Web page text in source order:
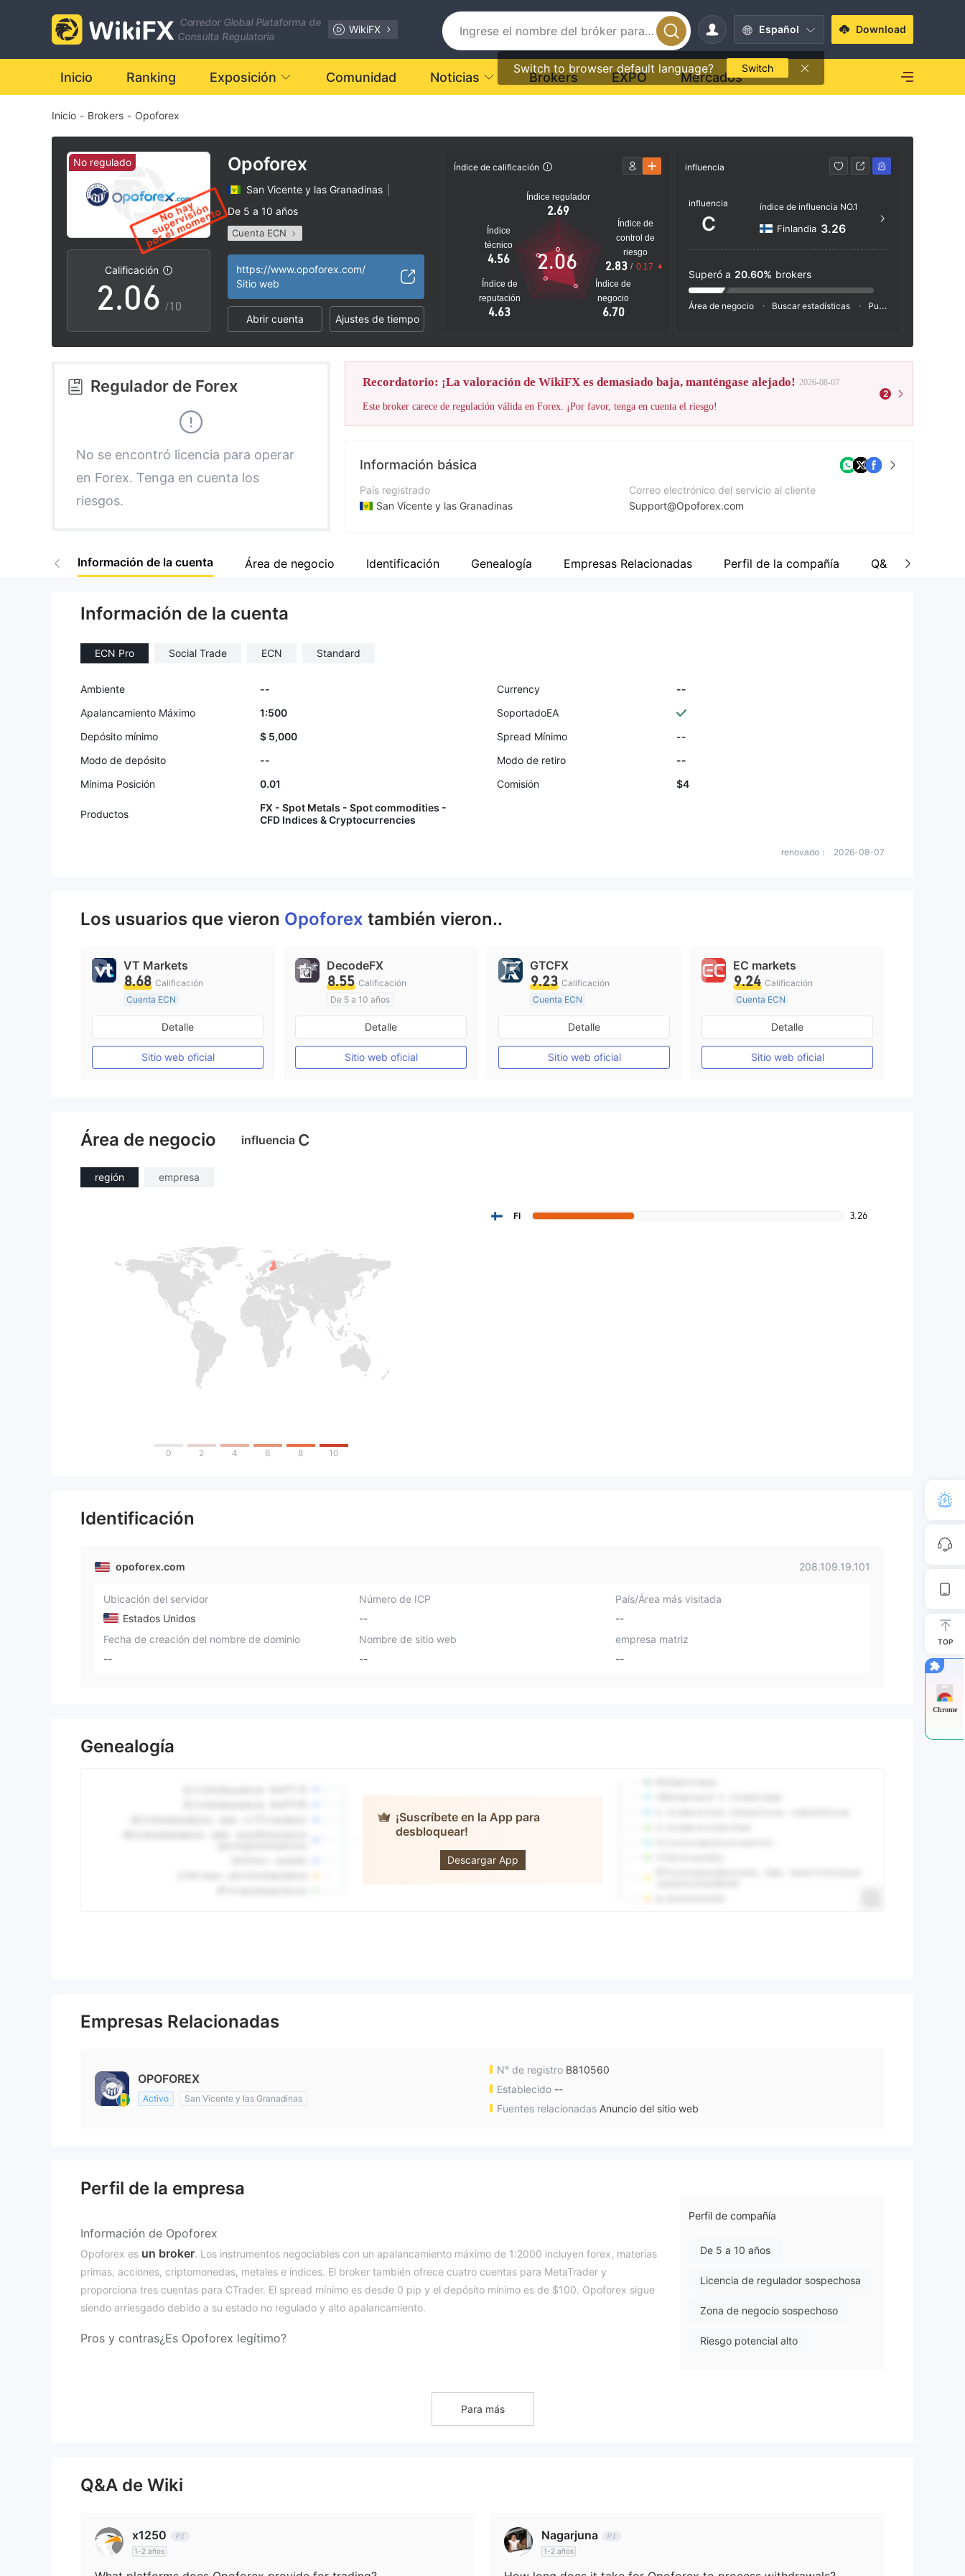
Corredor Global Plataforma de
Consulta Regulatoria
WikiFX Español
Switch to browser default language? Switch
Download
Inicio Ranking Exposición Comunidad Noticias Brokers EXPO Mercados
Inicio - Brokers - Opoforex
No regulado
Calificación
0
1
2
3
4
6
7
9
.0
1
2
4
6
7
8
9
0
1
2
4
5
6
7
8
/10
Opoforex
San Vicente y las Granadinas
De 5 a 10 años
Cuenta ECN
Zona de negocio sospechoso
Riesgo potencial alto
https://www.opoforex.com/
Sitio web
Abrir cuenta Ajustes de tiempo
Índice de calificación
Índice regulador
2.69
Índice
técnico
4.56
Índice de
reputación
4.63
Índice de
negocio
6.70
Índice de
control de
riesgo
2.83 / 0.17
2.06
influencia
influencia
C
índice de influencia NO.1
Finlandia 3.26
Superó a 20.60% brokers
Área de negocio Buscar estadísticas Publicidad
Regulador de Forex
No se encontró licencia para operar
en Forex. Tenga en cuenta los
riesgos.
Recordatorio: ¡La valoración de WikiFX es demasiado baja, manténgase alejado! 2026-08-07
Este broker carece de regulación válida en Forex. ¡Por favor, tenga en cuenta el riesgo!
2
Información básica
País registrado
San Vicente y las Granadinas
Empresa
Correo electrónico del servicio al cliente
Support@Opoforex.com
Página Web de la compañía
Información de la cuenta Área de negocio Identificación Genealogía Empresas Relacionadas Perfil de la compañía Q&A de Wiki
Información de la cuenta
ECN Pro Social Trade ECN Standard
Ambiente -- Currency
--
Apalancamiento Máximo
1:500
SoportadoEA
Depósito mínimo
$ 5,000 Spread Mínimo
--
Modo de depósito
-- Modo de retiro
--
Mínima Posición
0.01 Comisión $4
Productos
FX - Spot Metals - Spot commodities -
CFD Indices & Cryptocurrencies
renovado： 2026-08-07
Los usuarios que vieron Opoforex también vieron..
VT Markets
8.68 Calificación
Cuenta ECN
De 10 a 15 años
Supervisión en Australia
Creación Mercado Forex (MM)
Licencia completa de MT4
Detalle
Sitio web oficial
DecodeFX
8.55 Calificación
De 5 a 10 años
Supervisión en Australia
Licencia completa de MT4
Detalle
Sitio web oficial
GTCFX
9.23 Calificación
Cuenta ECN
De 15 a 20 años
Supervisión en Reino Unido
Creación Mercado Forex (MM)
Licencia completa de MT4
Detalle
Sitio web oficial
EC markets
9.24 Calificación
Cuenta ECN
De 10 a 15 años
Supervisión en Australia
Creación Mercado Forex (MM)
Licencia completa de MT4
Detalle
Sitio web oficial
Área de negocio influencia C
región empresa
0 2 4 6 8 10
FI 3.26
Identificación
opoforex.com 208.109.19.101
Ubicación del servidor
Estados Unidos
Número de ICP
--
País/Área más visitada
--
Fecha de creación del nombre de dominio
--
Nombre de sitio web
--
empresa matriz
--
Genealogía
¡Suscríbete en la App para
desbloquear!
Descargar App
Empresas Relacionadas
OPOFOREX
Activo San Vicente y las Granadinas
N° de registro B810560
Establecido --
Fuentes relacionadas Anuncio del sitio web
Perfil de la empresa
Información de Opoforex
Opoforex es un broker. Los instrumentos negociables con un apalancamiento máximo de 1:2000 incluyen forex, materias
primas, acciones, criptomonedas, metales e índices. El broker también ofrece cuatro cuentas para MetaTrader y
proporciona tres cuentas para CTrader. El spread mínimo es desde 0 pip y el depósito mínimo es de $100. Opoforex sigue
siendo arriesgado debido a su estado no regulado y alto apalancamiento.
Pros y contras¿Es Opoforex legítimo?
forex, materias primas, acciones,
Opoforex tiene cuatro tipos de cuenta para MetaTrader:
que desean spreads bajos pueden elegir una cuenta ECN Pro, mientras que aquellos con un presupuesto pequeño pueden
que desean spreads bajos pueden elegir una cuenta ECNPLUS, y aquellos con un presupuesto suficiente también pueden
abrir una cuenta ECNPLUS.
Perfil de compañía
De 5 a 10 años
Licencia de regulador sospechosa
Zona de negocio sospechoso
Riesgo potencial alto
Para más
Q&A de Wiki
x1250
1-2 años
Nagarjuna
1-2 años
TOP
Chrome